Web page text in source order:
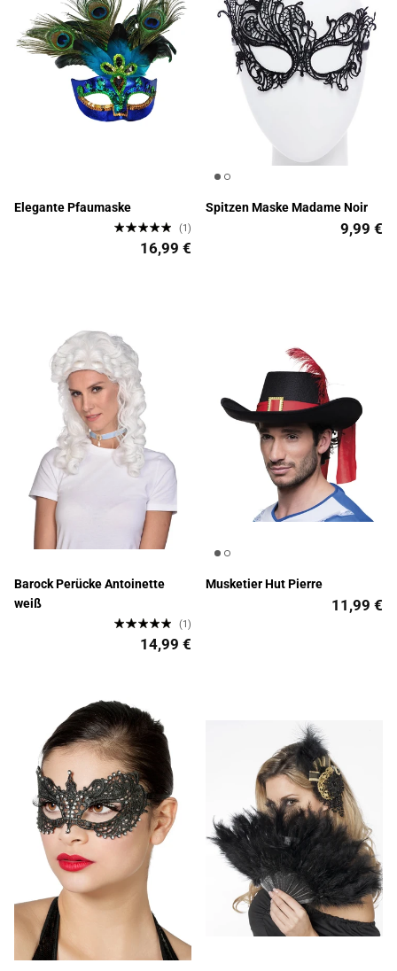
Elegante Pfaumaske
(1)
16,99 €
Spitzen Maske Madame Noir
9,99 €
Barock Perücke Antoinette
weiß
(1)
14,99 €
Musketier Hut Pierre
11,99 €